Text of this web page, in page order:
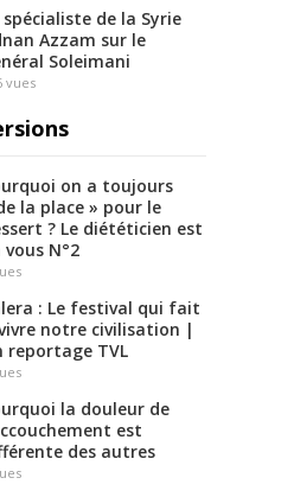
spécialiste de la Syrie
Azzam sur le
Soleimani
vues
on a toujours
la place » pour le
? Le diététicien est
vous N°2
: Le festival qui fait
notre civilisation |
reportage TVL
la douleur de
est
des autres